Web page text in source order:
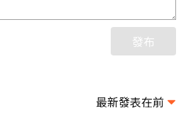
發布
最新發表在前